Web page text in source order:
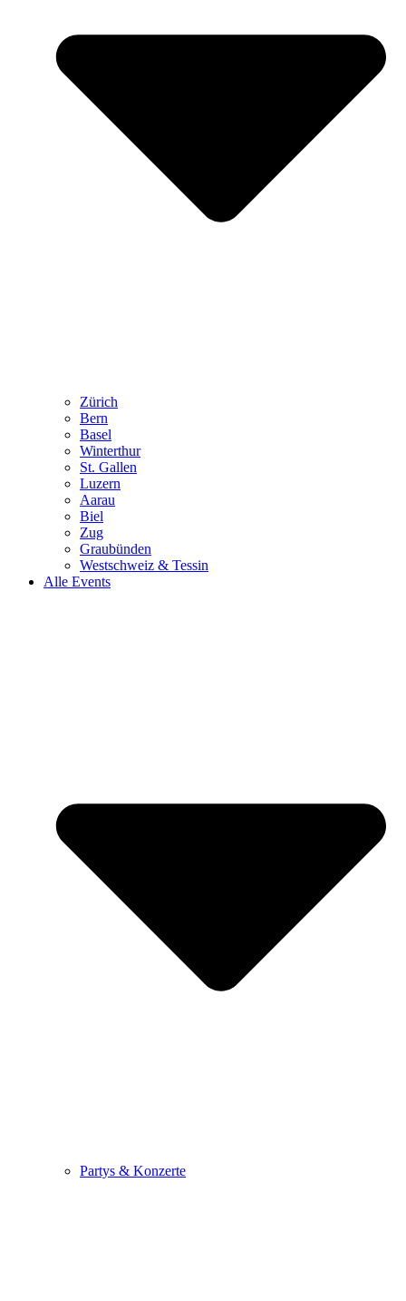
Zürich
Bern
Basel
Winterthur
St. Gallen
Luzern
Aarau
Biel
Zug
Graubünden
Westschweiz & Tessin
Alle Events
Partys & Konzerte